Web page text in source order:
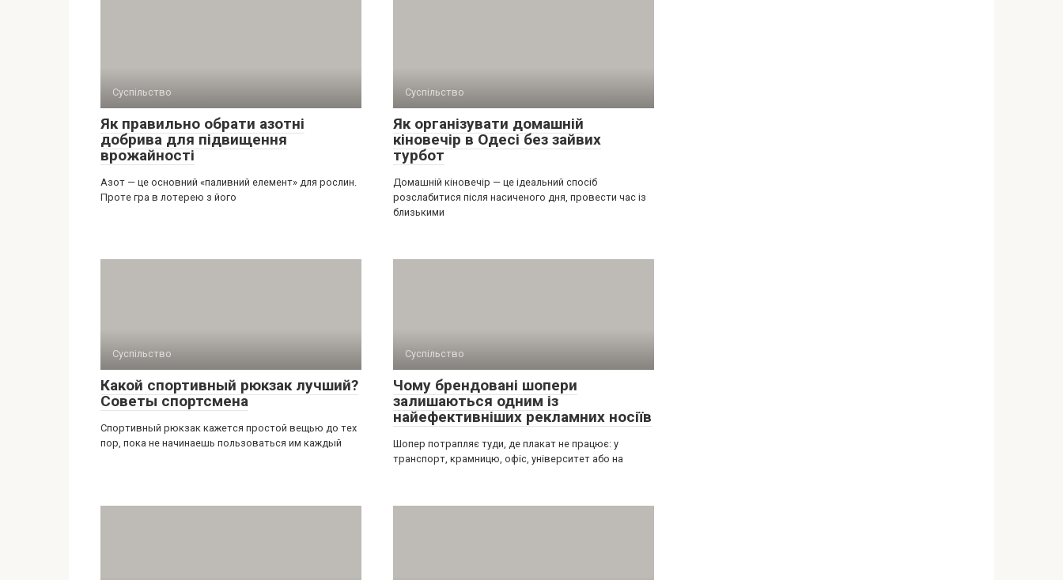
Суспільство
Як правильно обрати азотні
добрива для підвищення
врожайності
Азот — це основний «паливний елемент» для рослин.
Проте гра в лотерею з його
Суспільство
Як організувати домашній
кіновечір в Одесі без зайвих
турбот
Домашній кіновечір — це ідеальний спосіб
розслабитися після насиченого дня, провести час із
близькими
Суспільство
Какой спортивный рюкзак лучший?
Советы спортсмена
Спортивный рюкзак кажется простой вещью до тех
пор, пока не начинаешь пользоваться им каждый
Суспільство
Чому брендовані шопери
залишаються одним із
найефективніших рекламних носіїв
Шопер потрапляє туди, де плакат не працює: у
транспорт, крамницю, офіс, університет або на